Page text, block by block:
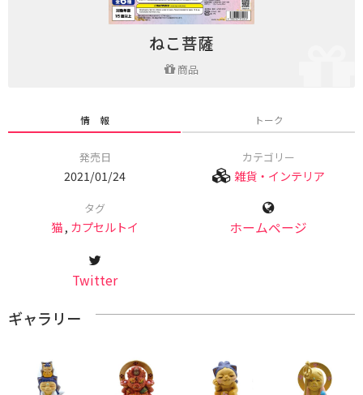
ねこ菩薩
商品
情 報 トーク
発売日
2021/01/24
カテゴリー
雑貨・インテリア
タグ
猫, カプセルトイ ホームページ
Twitter
ギャラリー